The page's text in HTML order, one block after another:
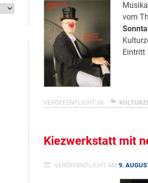
vom
Eintritt
VERÖFFENTLICHT IN
Kiezwerkstatt mit
VERÖFFENTLICHT AM 9.